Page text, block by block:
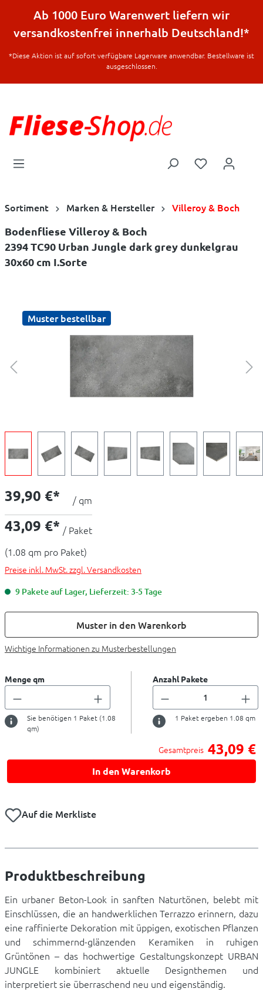
springen
Ab 1000 Euro Warenwert liefern wir
versandkostenfrei innerhalb Deutschland!*
*Diese Aktion ist auf sofort verfügbare Lagerware anwendbar. Bestellware ist
ausgeschlossen.
Sortiment Marken & Hersteller Villeroy & Boch
Bodenfliese Villeroy & Boch
2394 TC90 Urban Jungle dark grey dunkelgrau
30x60 cm I.Sorte
Muster bestellbar
39,90 €* / qm
43,09 €* / Paket
(1.08 qm pro Paket)
Preise inkl. MwSt. zzgl. Versandkosten
9 Pakete auf Lager, Lieferzeit: 3-5 Tage
Muster in den Warenkorb
Wichtige Informationen zu Musterbestellungen
Menge qm
Sie benötigen 1 Paket (1.08
qm)
Anzahl Pakete
1 Paket ergeben 1.08 qm
Gesamtpreis 43,09 €
In den Warenkorb
Auf die Merkliste
Produktbeschreibung
Ein urbaner Beton-Look in sanften Naturtönen, belebt mit
Einschlüssen, die an handwerklichen Terrazzo erinnern, dazu
eine raffinierte Dekoration mit üppigen, exotischen Pflanzen
und schimmernd-glänzenden Keramiken in ruhigen
Grüntönen – das hochwertige Gestaltungskonzept URBAN
JUNGLE kombiniert aktuelle Designthemen und
interpretiert sie überraschend neu und eigenständig.